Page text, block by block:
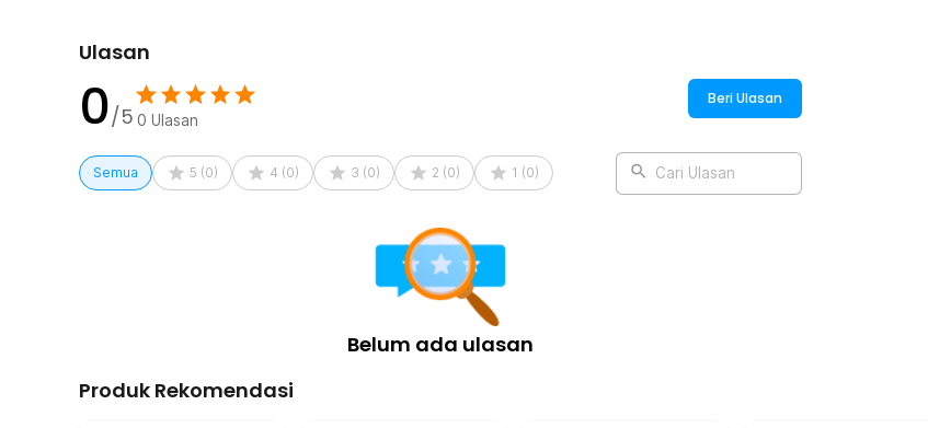
Ulasan
0/5 0 Ulasan
Beri Ulasan
Semua 5 (0) 4 (0) 3 (0) 2 (0) 1 (0) Cari Ulasan
Belum ada ulasan
Produk Rekomendasi